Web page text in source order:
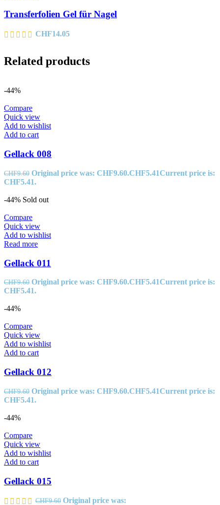
Transferfolien Gel für Nagel
CHF14.05
Related products
-44%
Compare
Quick view
Add to wishlist
Add to cart
Gellack 008
CHF9.60 Original price was: CHF9.60.CHF5.41Current price is:
CHF5.41.
-44% Sold out
Compare
Quick view
Add to wishlist
Read more
Gellack 011
CHF9.60 Original price was: CHF9.60.CHF5.41Current price is:
CHF5.41.
-44%
Compare
Quick view
Add to wishlist
Add to cart
Gellack 012
CHF9.60 Original price was: CHF9.60.CHF5.41Current price is:
CHF5.41.
-44%
Compare
Quick view
Add to wishlist
Add to cart
Gellack 015
CHF9.60 Original price was: